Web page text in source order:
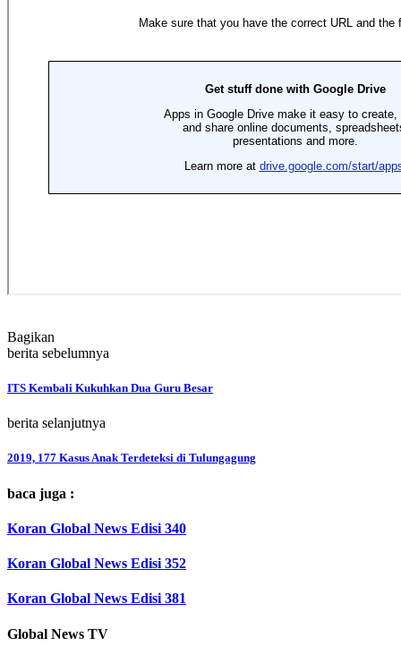
Bagikan
berita sebelumnya
ITS Kembali Kukuhkan Dua Guru Besar
berita selanjutnya
2019, 177 Kasus Anak Terdeteksi di Tulungagung
baca juga :
Koran Global News Edisi 340
Koran Global News Edisi 352
Koran Global News Edisi 381
Global News TV